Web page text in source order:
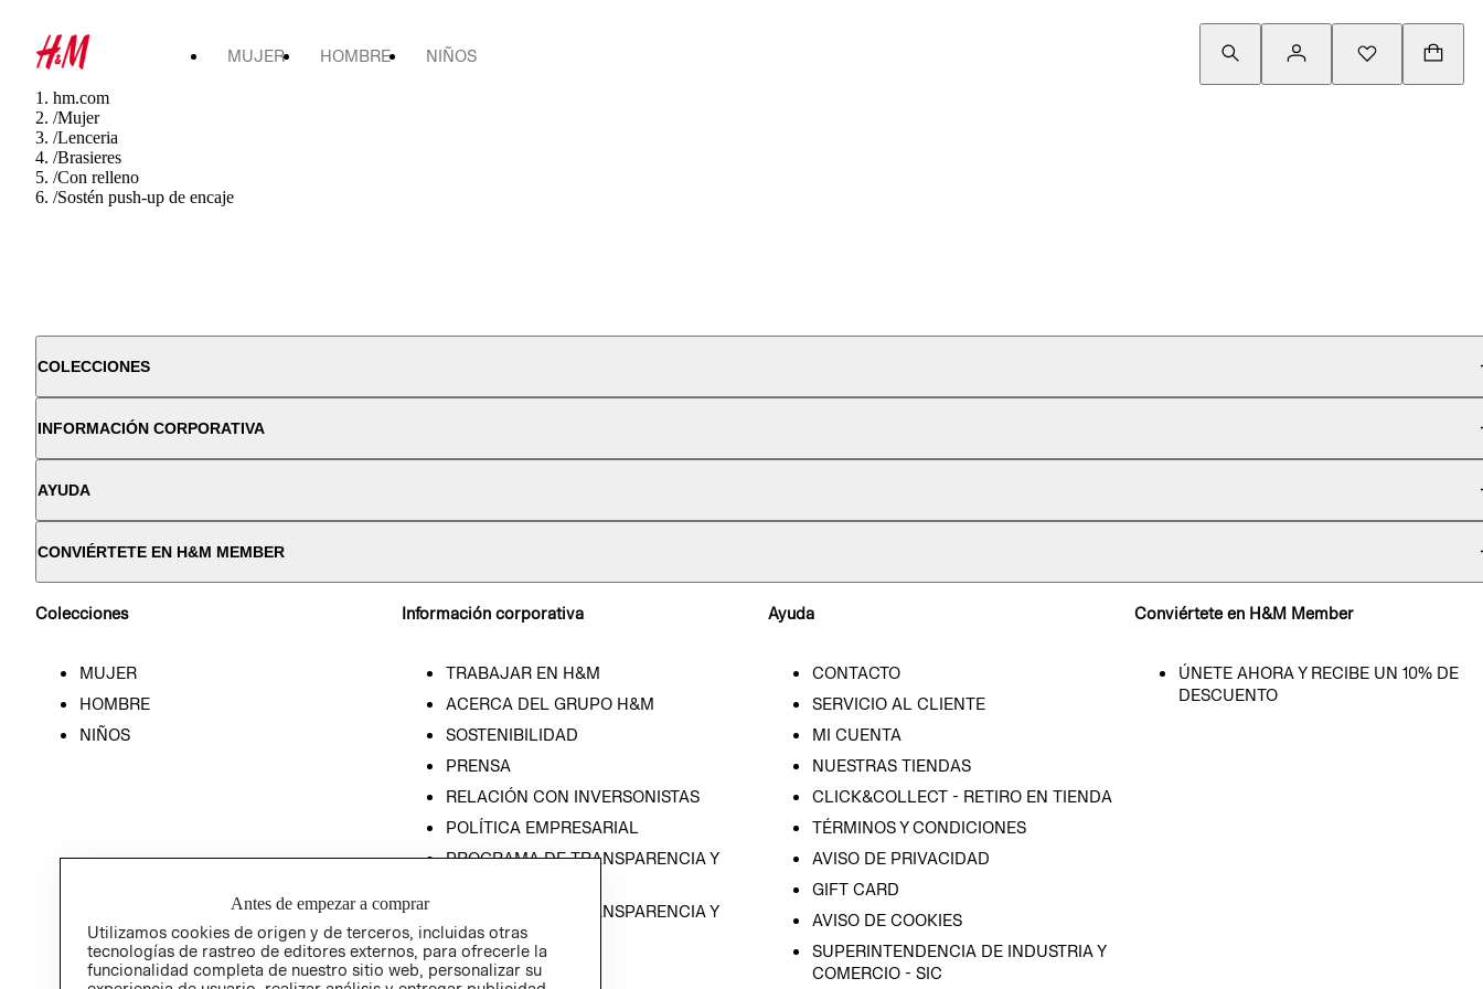
MUJER HOMBRE NIÑOS
hm.com
/Mujer
/Lenceria
/Brasieres
/Con relleno
/Sostén push-up de encaje
COLECCIONES
INFORMACIÓN CORPORATIVA
AYUDA
CONVIÉRTETE EN H&M MEMBER
Colecciones
MUJER
HOMBRE
NIÑOS
Información corporativa
TRABAJAR EN H&M
ACERCA DEL GRUPO H&M
SOSTENIBILIDAD
PRENSA
RELACIÓN CON INVERSONISTAS
POLÍTICA EMPRESARIAL
PROGRAMA DE TRANSPARENCIA Y
PROGRAMA DE TRANSPARENCIA Y
ÉTICA (INGLÉS)
Ayuda
CONTACTO
SERVICIO AL CLIENTE
MI CUENTA
NUESTRAS TIENDAS
CLICK&COLLECT - RETIRO EN TIENDA
TÉRMINOS Y CONDICIONES
AVISO DE PRIVACIDAD
GIFT CARD
AVISO DE COOKIES
SUPERINTENDENCIA DE INDUSTRIA Y
COMERCIO - SIC
Conviértete en H&M Member
ÚNETE AHORA Y RECIBE UN 10% DE
DESCUENTO
Antes de empezar a comprar
Utilizamos cookies de origen y de terceros, incluidas otras
tecnologías de rastreo de editores externos, para ofrecerle la
funcionalidad completa de nuestro sitio web, personalizar su